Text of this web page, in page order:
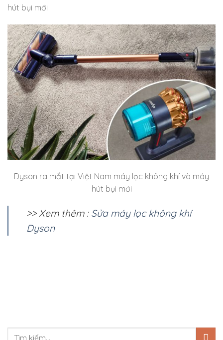
hút bụi mới
Dyson ra mắt tại Việt Nam máy lọc không khí và máy
hút bụi mới
>> Xem thêm : Sửa máy lọc không khí
Dyson